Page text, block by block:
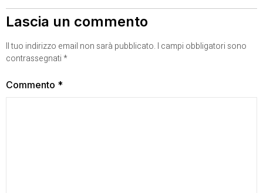
Lascia un commento
Il tuo indirizzo email non sarà pubblicato. I campi obbligatori sono
contrassegnati*
Commento *